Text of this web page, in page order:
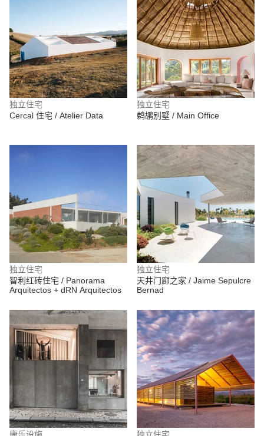
独立住宅
Cercal 住宅 / Atelier Data
独立住宅
鹈鹕别墅 / Main Office
独立住宅
智利红砖住宅 / Panorama
Arquitectos + dRN Arquitectos
独立住宅
天井门廊之家 / Jaime Sepulcre
Bernad